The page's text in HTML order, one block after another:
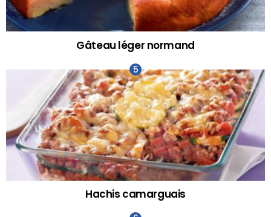
Gâteau léger normand
Hachis camarguais